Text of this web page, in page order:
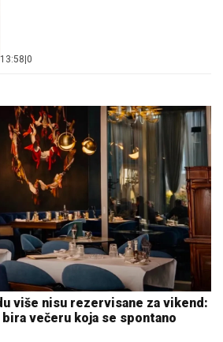
13:58 0
više nisu rezervisane za vikend:
večeru koja se spontano